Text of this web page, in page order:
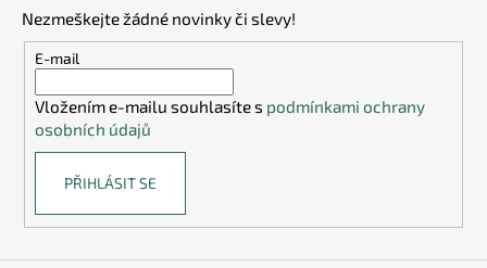
Nezmeškejte žádné novinky či slevy!
E-mail
Vložením e-mailu souhlasíte s podmínkami ochrany
osobních údajů
PŘIHLÁSIT SE